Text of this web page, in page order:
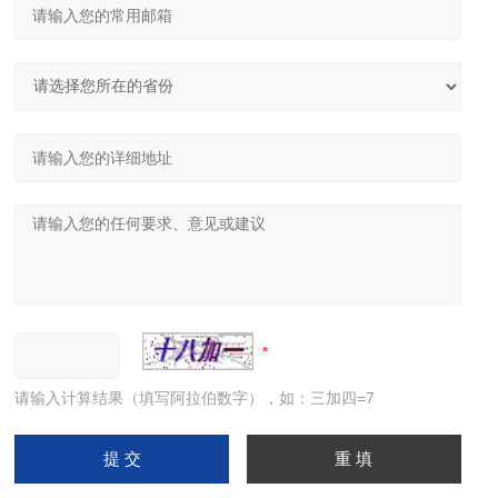
请输入计算结果（填写阿拉伯数字），如：三加四=7